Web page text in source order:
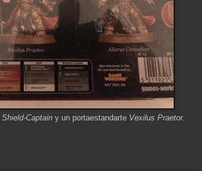
Shield-Captainy un portaestandarte Vexilus Praetor.